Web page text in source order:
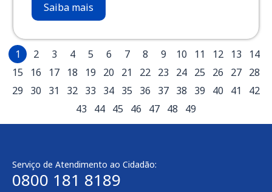
Saiba mais
1 2 3 4 5 6 7 8 9 10 11 12 13
14
15
16 17 18 19 20 21 22 23 24 25 26 27 28
29
30 31 32 33 34 35 36 37 38 39 40 41
42
43
44 45 46 47 48 49
Serviço de Atendimento ao Cidadão:
0800 181 8189